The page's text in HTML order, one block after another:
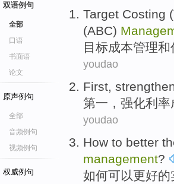
双语例句
全部
口语
书面语
论文
原声例句
全部
音频例句
视频例句
权威例句
Target Costing
(ABC)
目标成本管理和
youdao
First,
第一 ， 强化利率
youdao
How to better
management?
如何可以更好的